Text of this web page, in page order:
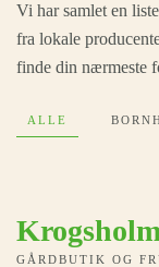
Vi har samlet en
fra lokale
finde din nærmeste
ALLE
GÅRDBUTIK OG